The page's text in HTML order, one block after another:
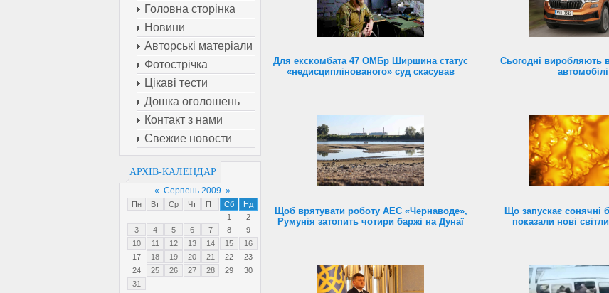
Головна сторінка
Новини
Авторські матеріали
Фотострічка
Цікаві тести
Дошка оголошень
Контакт з нами
Свежие новости
АРХІВ-КАЛЕНДАР
« Серпень 2009 »
Пн Вт Ср Чт Пт Сб
Нд
1
2
3
4 5 6 7 8
9
10
11 12 13 14 15
16
17
18 19 20 21 22
23
24
25 26 27 28 29
30
31
Для екскомбата 47 ОМБр Ширшина статус
«недисциплінованого» суд скасував
Сьогодні виробляють в
автомобілі
Щоб врятувати роботу АЕС «Чернаводе»,
Румунія затопить чотири баржі на Дунаї
Що запускає сонячні
показали нові